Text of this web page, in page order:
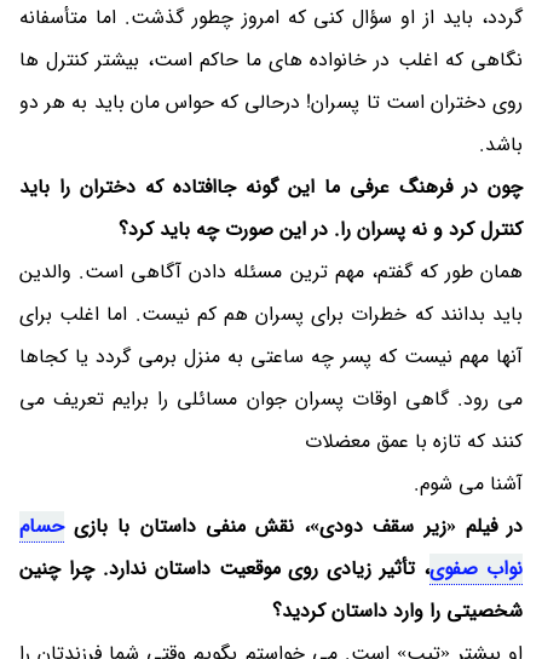
گردد، باید از او سؤال کنی که امروز چطور گذشت. اما متأسفانه
نگاهی که اغلب در خانواده های ما حاکم است، بیشتر کنترل ها
روی دختران است تا پسران! درحالی که حواس مان باید به هر دو
باشد.
چون در فرهنگ عرفی ما این گونه جاافتاده که دختران را باید
کنترل کرد و نه پسران را. در این صورت چه باید کرد؟
همان طور که گفتم، مهم ترین مسئله دادن آگاهی است. والدین
باید بدانند که خطرات برای پسران هم کم نیست. اما اغلب برای
آنها مهم نیست که پسر چه ساعتی به منزل برمی گردد یا کجاها
می رود. گاهی اوقات پسران جوان مسائلی را برایم تعریف می
کنند که تازه با عمق معضلات
آشنا می شوم.
در فیلم «زیر سقف دودی»، نقش منفی داستان با بازیحسام
نواب صفوی، تأثیر زیادی روی موقعیت داستان ندارد. چرا چنین
شخصیتی را وارد داستان کردید؟